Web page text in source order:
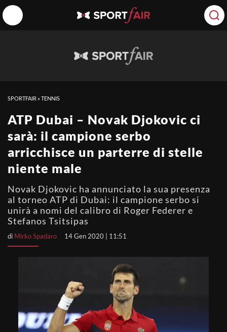
SPORTFAIR »TENNIS
ATP Dubai – Novak Djokovic ci
sarà: il campione serbo
arricchisce un parterre di stelle
niente male
Novak Djokovic ha annunciato la sua presenza
al torneo ATP di Dubai: il campione serbo si
unirà a nomi del calibro di Roger Federer e
Stefanos Tsitsipas
di Mirko Spadaro 14 Gen 2020 | 11:51